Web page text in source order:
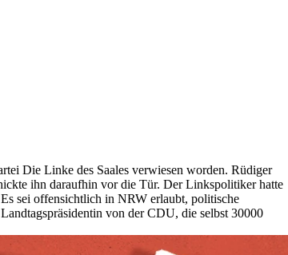
Die Linke des Saales verwiesen worden. Rüdiger
ihn daraufhin vor die Tür. Der Linkspolitiker hatte
sei offensichtlich in NRW erlaubt, politische
von der CDU, die selbst 30000